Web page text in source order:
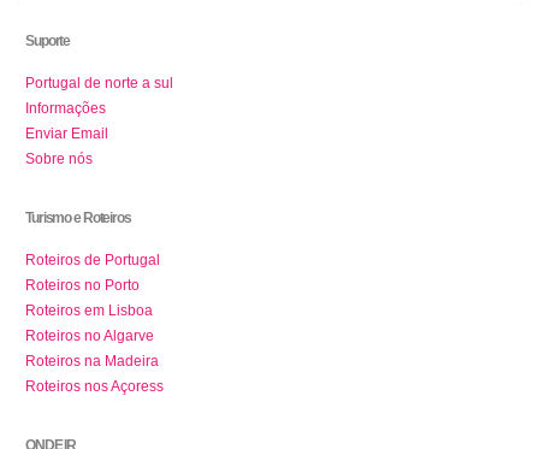
Suporte
Portugal de norte a sul
Informações
Enviar Email
Sobre nós
Turismo e Roteiros
Roteiros de Portugal
Roteiros no Porto
Roteiros em Lisboa
Roteiros no Algarve
Roteiros na Madeira
Roteiros nos Açoress
ONDE IR